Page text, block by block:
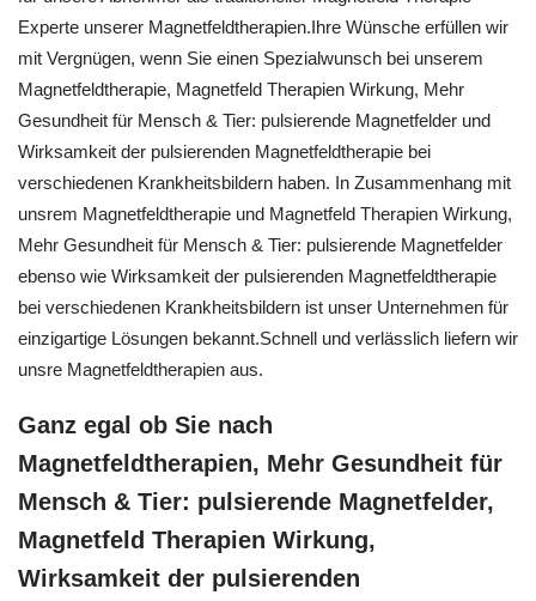
Experte unserer Magnetfeldtherapien.Ihre Wünsche erfüllen wir
mit Vergnügen, wenn Sie einen Spezialwunsch bei unserem
Magnetfeldtherapie, Magnetfeld Therapien Wirkung, Mehr
Gesundheit für Mensch & Tier: pulsierende Magnetfelder und
Wirksamkeit der pulsierenden Magnetfeldtherapie bei
verschiedenen Krankheitsbildern haben. In Zusammenhang mit
unsrem Magnetfeldtherapie und Magnetfeld Therapien Wirkung,
Mehr Gesundheit für Mensch & Tier: pulsierende Magnetfelder
ebenso wie Wirksamkeit der pulsierenden Magnetfeldtherapie
bei verschiedenen Krankheitsbildern ist unser Unternehmen für
einzigartige Lösungen bekannt.Schnell und verlässlich liefern wir
unsre Magnetfeldtherapien aus.
Ganz egal ob Sie nach
Magnetfeldtherapien, Mehr Gesundheit für
Mensch & Tier: pulsierende Magnetfelder,
Magnetfeld Therapien Wirkung,
Wirksamkeit der pulsierenden